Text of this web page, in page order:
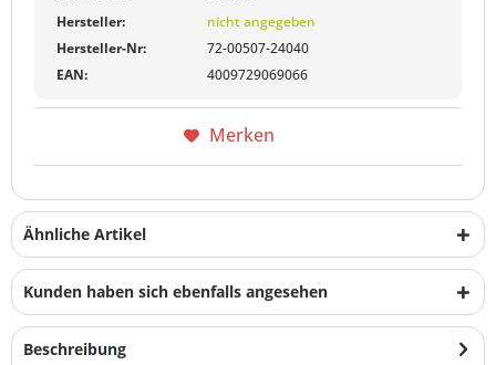
Hersteller:
nicht angegeben
Hersteller-Nr:
72-00507-24040
EAN:
4009729069066
Merken
Ähnliche Artikel
Kunden haben sich ebenfalls angesehen
Beschreibung